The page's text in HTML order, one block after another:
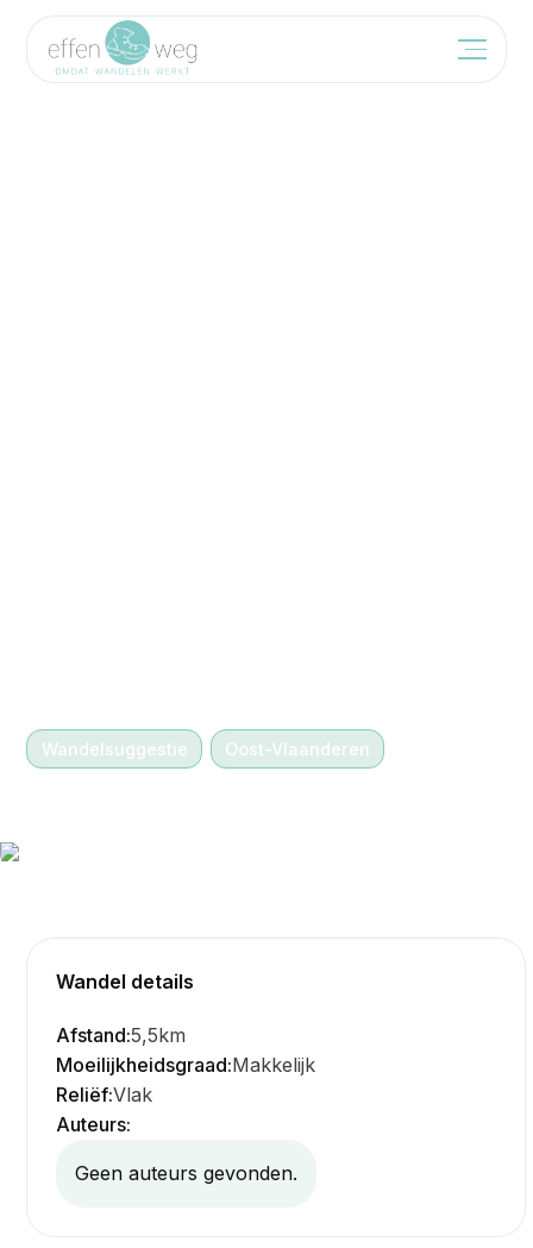
Wandelsuggestie - Oost-Vlaanderen
Wandel details
Afstand:5,5km
Moeilijkheidsgraad:Makkelijk
Reliëf:Vlak
Auteurs:
Geen auteurs gevonden.